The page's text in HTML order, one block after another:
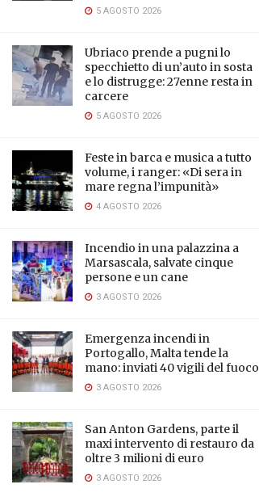
5 AGOSTO 2026
Ubriaco prende a pugni lo
specchietto di un’auto in sosta
e lo distrugge: 27enne resta in
carcere
5 AGOSTO 2026
Feste in barca e musica a tutto
volume, i ranger: «Di sera in
mare regna l’impunità»
4 AGOSTO 2026
Incendio in una palazzina a
Marsascala, salvate cinque
persone e un cane
3 AGOSTO 2026
Emergenza incendi in
Portogallo, Malta tende la
mano: inviati 40 vigili del fuoco
3 AGOSTO 2026
San Anton Gardens, parte il
maxi intervento di restauro da
oltre 3 milioni di euro
3 AGOSTO 2026